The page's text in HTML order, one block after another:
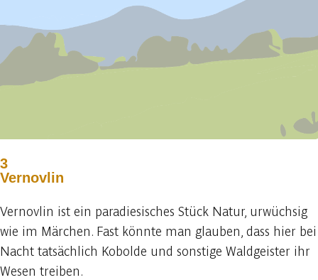
3
Vernovlin
Vernovlin ist ein paradiesisches Stück Natur, urwüchsig
wie im Märchen. Fast könnte man glauben, dass hier bei
Nacht tatsächlich Kobolde und sonstige Waldgeister ihr
Wesen treiben.